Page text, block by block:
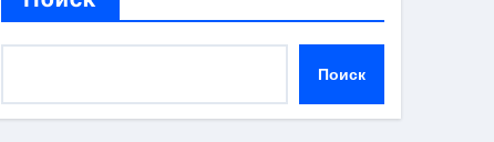
Поиск